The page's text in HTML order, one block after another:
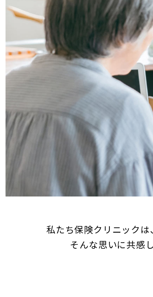
私たち保険クリニックは
そんな思いに共感